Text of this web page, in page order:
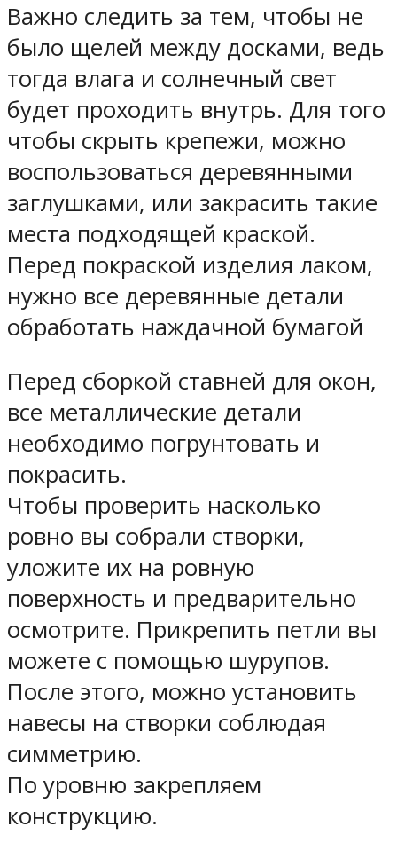
Важно следить за тем, чтобы не
было щелей между досками, ведь
тогда влага и солнечный свет
будет проходить внутрь. Для того
чтобы скрыть крепежи, можно
воспользоваться деревянными
заглушками, или закрасить такие
места подходящей краской.
Перед покраской изделия лаком,
нужно все деревянные детали
обработать наждачной бумагой
Перед сборкой ставней для окон,
все металлические детали
необходимо погрунтовать и
покрасить.
Чтобы проверить насколько
ровно вы собрали створки,
уложите их на ровную
поверхность и предварительно
осмотрите. Прикрепить петли вы
можете с помощью шурупов.
После этого, можно установить
навесы на створки соблюдая
симметрию.
По уровню закрепляем
конструкцию.